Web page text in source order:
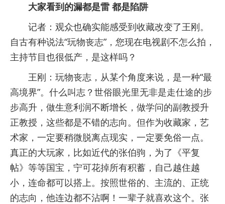
大家看到的漏都是雷 都是陷阱
记者：观众也确实能感受到收藏改变了王刚。
自古有种说法“玩物丧志”，您现在电视剧不怎么拍，
主持节目也很低产，是这样吗？
王刚：玩物丧志，从某个角度来说，是一种“最
高境界”。什么叫志？世俗眼光里无非是走仕途的步
步高升，做生意利润不断增长，做学问的副教授升
正教授，这些都是不错的志向。但作为收藏家，艺
术家，一定要稍微脱离点现实，一定要免俗一点。
真正的大玩家，比如近代的张伯驹，为了《平复
帖》等等国宝，宁可花掉所有积蓄，自己越住越
小，连命都可以搭上。按照世俗的、主流的、正统
的志向，他连边都不沾啊！一辈子就喜欢这个。张